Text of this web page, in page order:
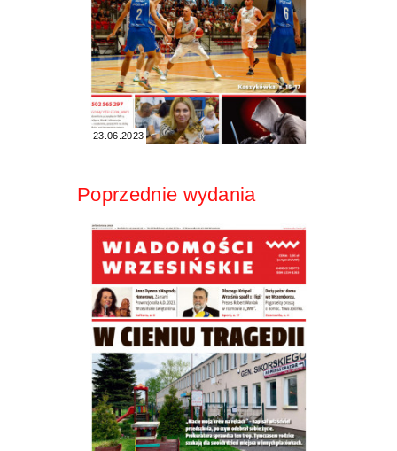
23.06.2023
Poprzednie wydania